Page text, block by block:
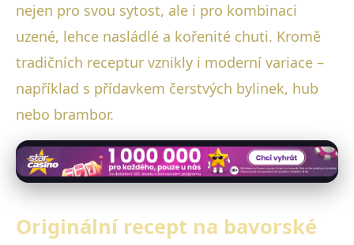
nejen pro svou sytost, ale i pro kombinaci
uzené, lehce nasládlé a kořenité chuti. Kromě
tradičních receptur vznikly i moderní variace –
například s přídavkem čerstvých bylinek, hub
nebo brambor.
Originální recept na bavorské